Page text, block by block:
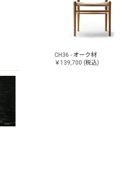
CH36 - オーク材
￥139,700 (税込)